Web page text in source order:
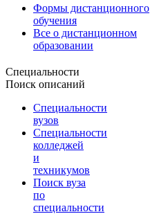
Формы дистанционного
обучения
Все о дистанционном
образовании
Специальности
Поиск описаний
Специальности
вузов
Специальности
колледжей
и
техникумов
Поиск вуза
по
специальности